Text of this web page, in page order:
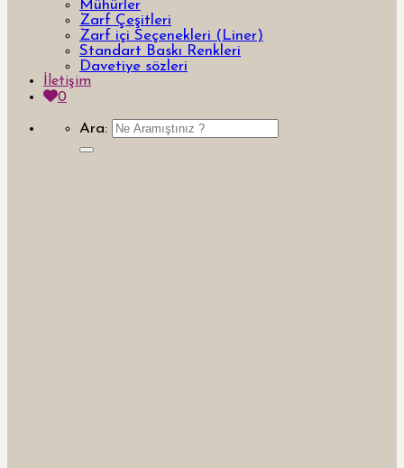
Mühürler
Zarf Çeşitleri
Zarf içi Seçenekleri (Liner)
Standart Baskı Renkleri
Davetiye sözleri
İletişim
0
Ara: